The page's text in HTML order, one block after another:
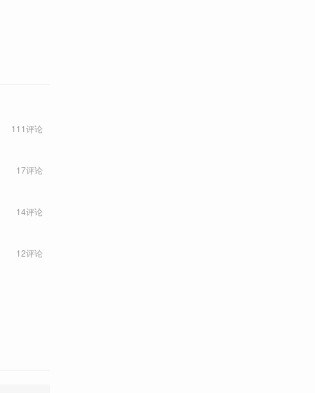
111评论
17评论
14评论
12评论